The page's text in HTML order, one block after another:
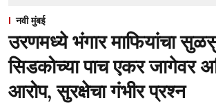
नवी मुंबई
उरणमध्ये भंगार माफियांचा
सिडकोच्या पाच एकर जागेवर
आरोप, सुरक्षेचा गंभीर प्रश्न